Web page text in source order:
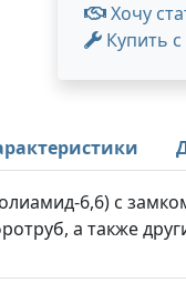
Хочу
Купить
6,6) с
а также